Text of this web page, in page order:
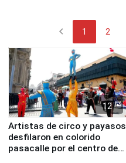
chevron_left 1 2
12
Artistas de circo y payasos
desfilaron en colorido
pasacalle por el centro de